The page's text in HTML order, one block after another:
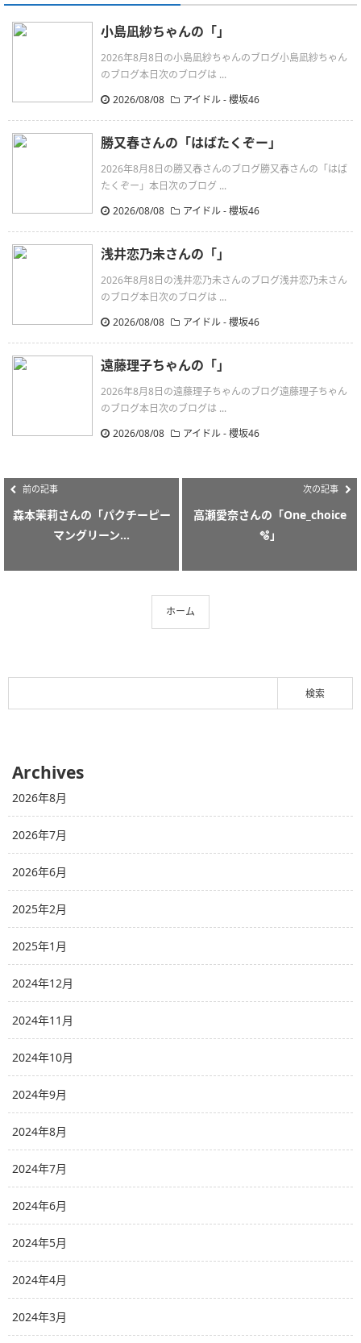
小島凪紗ちゃんの「」
2026年8月8日の小島凪紗ちゃんのブログ小島凪紗ちゃん
のブログ本日次のブログは ...
2026/08/08
アイドル - 櫻坂46
勝又春さんの「はばたくぞー」
2026年8月8日の勝又春さんのブログ勝又春さんの「はば
たくぞー」本日次のブログ ...
2026/08/08
アイドル - 櫻坂46
浅井恋乃未さんの「」
2026年8月8日の浅井恋乃未さんのブログ浅井恋乃未さん
のブログ本日次のブログは ...
2026/08/08
アイドル - 櫻坂46
遠藤理子ちゃんの「」
2026年8月8日の遠藤理子ちゃんのブログ遠藤理子ちゃん
のブログ本日次のブログは ...
2026/08/08
アイドル - 櫻坂46
前の記事
森本茉莉さんの「パクチーピー
マングリーン...
次の記事
高瀬愛奈さんの「One_choice
🫧」
ホーム
Archives
2026年8月
2026年7月
2026年6月
2025年2月
2025年1月
2024年12月
2024年11月
2024年10月
2024年9月
2024年8月
2024年7月
2024年6月
2024年5月
2024年4月
2024年3月